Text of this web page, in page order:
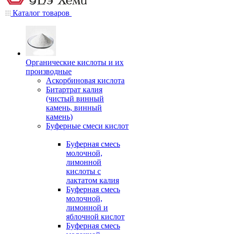
Каталог товаров
Органические кислоты и их
производные
Аскорбиновая кислота
Битартрат калия
(чистый винный
камень, винный
камень)
Буферные смеси кислот
Буферная смесь
молочной,
лимонной
кислоты с
лактатом калия
Буферная смесь
молочной,
лимонной и
яблочной кислот
Буферная смесь